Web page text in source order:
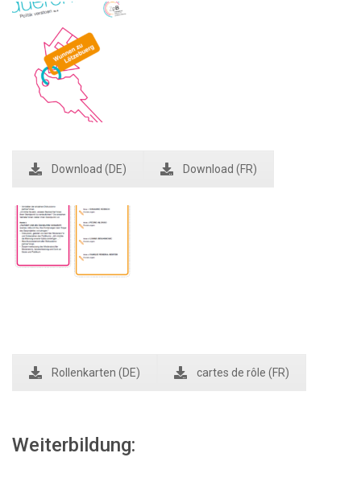
Download (DE) Download (FR)
Rollenkarten (DE) cartes de rôle (FR)
Weiterbildung: